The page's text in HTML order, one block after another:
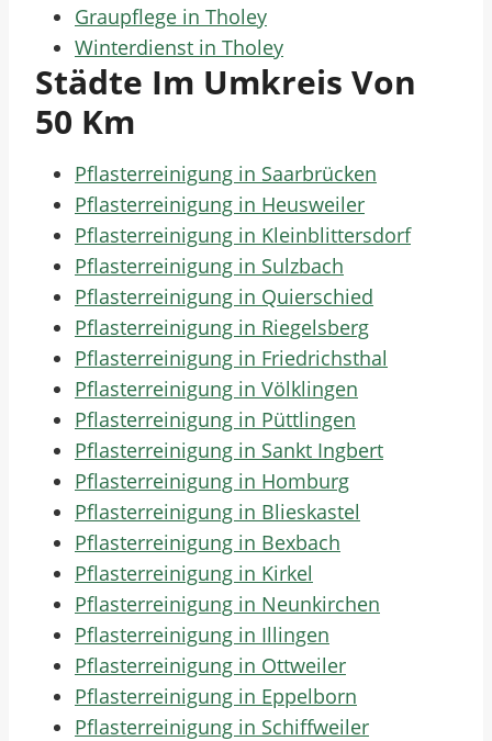
Graupflege in Tholey
Winterdienst in Tholey
Städte Im Umkreis Von
50 Km
Pflasterreinigung in Saarbrücken
Pflasterreinigung in Heusweiler
Pflasterreinigung in Kleinblittersdorf
Pflasterreinigung in Sulzbach
Pflasterreinigung in Quierschied
Pflasterreinigung in Riegelsberg
Pflasterreinigung in Friedrichsthal
Pflasterreinigung in Völklingen
Pflasterreinigung in Püttlingen
Pflasterreinigung in Sankt Ingbert
Pflasterreinigung in Homburg
Pflasterreinigung in Blieskastel
Pflasterreinigung in Bexbach
Pflasterreinigung in Kirkel
Pflasterreinigung in Neunkirchen
Pflasterreinigung in Illingen
Pflasterreinigung in Ottweiler
Pflasterreinigung in Eppelborn
Pflasterreinigung in Schiffweiler